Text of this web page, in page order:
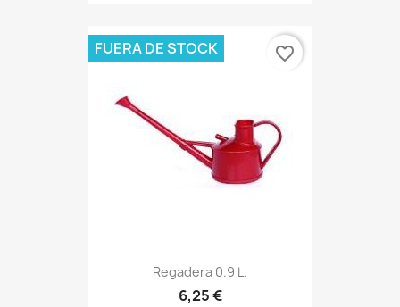
Regadera 0.9 L.
6,25 €
FUERA DE STOCK favorite_border